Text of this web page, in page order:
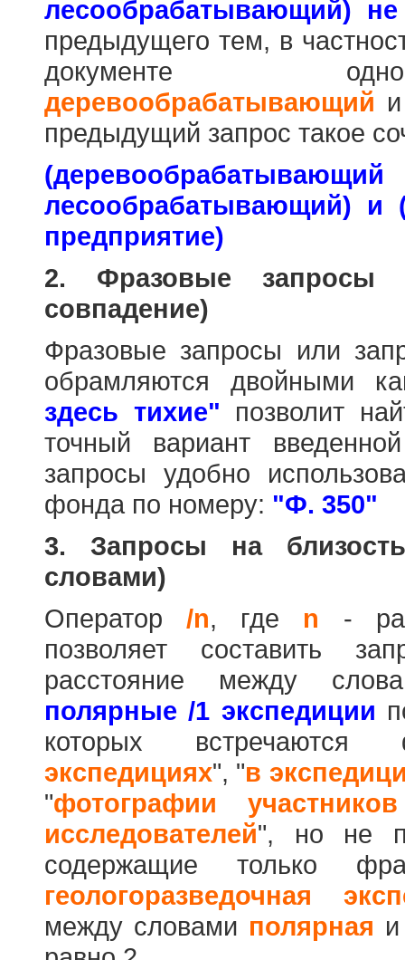
лесообрабатывающий) не
предыдущего тем, в
документе
деревообрабатывающий
предыдущий запрос такое
лесообрабатывающий) и
предприятие)
2. Фразовые запросы
совпадение)
Фразовые запросы или
обрамляются двойными
здесь тихие" позволит
точный вариант
запросы удобно
фонда по номеру: "Ф. 350"
3. Запросы на
словами)
Оператор/n, где n -
позволяет составить
расстояние между
полярные /1 экспедиции
которых
экспедициях", "в
"фотографии
исследователей", но не
содержащие только
геологоразведочная
между словами полярная